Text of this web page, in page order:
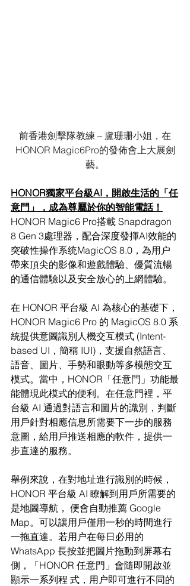
前香港劍擊隊教練 – 盧珊珊小姐，在
HONOR Magic6Pro的發佈會上大展劍
藝。
HONOR獨家平台級AI，開啟生活的「任
意門」，成為尊屬於你的智能電話！
HONOR Magic6 Pro搭載 Snapdragon
8 Gen 3處理器，配合深度發揮AI效能的
突破性操作系统MagicOS 8.0，為用户
帶來頂尖的影像和遊戲體驗、優質流暢
的通信體驗以及安全放心的上網體驗。
在 HONOR 平台級 AI 為核心的基礎下，
HONOR Magic6 Pro 的 MagicOS 8.0 系
統提供意圖識別人機交互模式 (Intent-
based UI，簡稱 IUI)，支援自然語言、
語音、圖片、手勢和眼動等多模態交互
模式。當中，HONOR「任意門」功能最
能體現此模式的便利。在任意門裡，平
台級 AI 通過對語言和圖片的識別，判斷
用戶針對相應信息所需要下一步的服務
意圖，給用戶推送相應的軟件，提供一
步直達的服務。
舉例來說，在對地址進行識別的時候，
HONOR 平台級 AI 瞭解到用戶所需要的
是地圖導航， 便會自動推薦 Google
Map。可以讓用戶僅用一秒的時間進行
一拖直達。若用户在每日必用的
WhatsApp 長按並把圖片拖動到屏幕右
側，「HONOR 任意門」會隨即開啟並
顯示一系列程 式，用户即可進行不同的